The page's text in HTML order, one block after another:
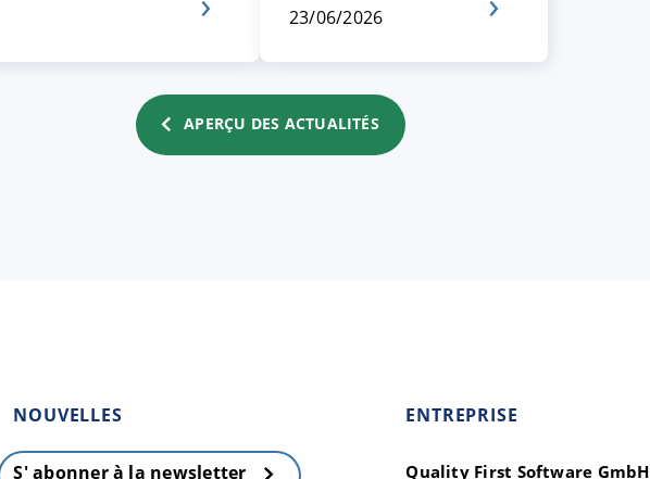
23/06/2026
APERÇU DES ACTUALITÉS
NOUVELLES
S' abonner à la newsletter
ENTREPRISE
Quality First Software GmbH